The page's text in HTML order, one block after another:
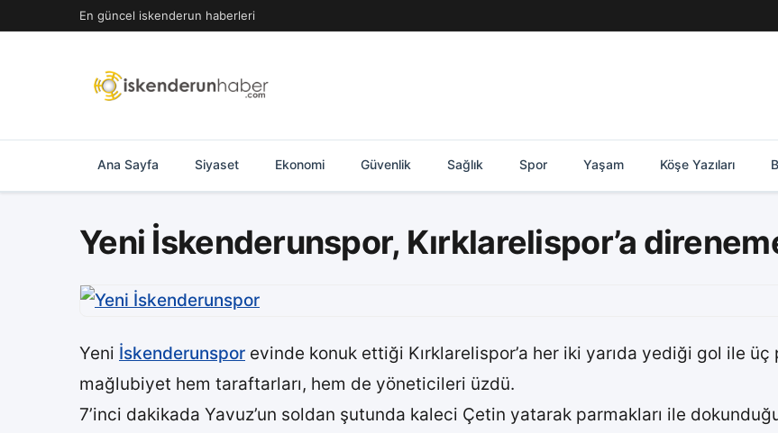
geç
En güncel iskenderun haberleri
Ana Sayfa Siyaset Ekonomi Güvenlik Sağlık Spor Yaşam Köşe Yazıları
Yeni İskenderunspor, Kırklarelispor’a
Yeni İskenderunspor evinde konuk ettiği Kırklarelispor’a her iki yarıda yediği gol ile
mağlubiyet hem taraftarları, hem de yöneticileri üzdü.
7’inci dakikada Yavuz’un soldan şutunda kaleci Çetin yatarak parmakları ile